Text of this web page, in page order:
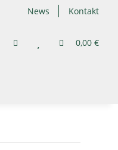
News Kontakt
0,00 €